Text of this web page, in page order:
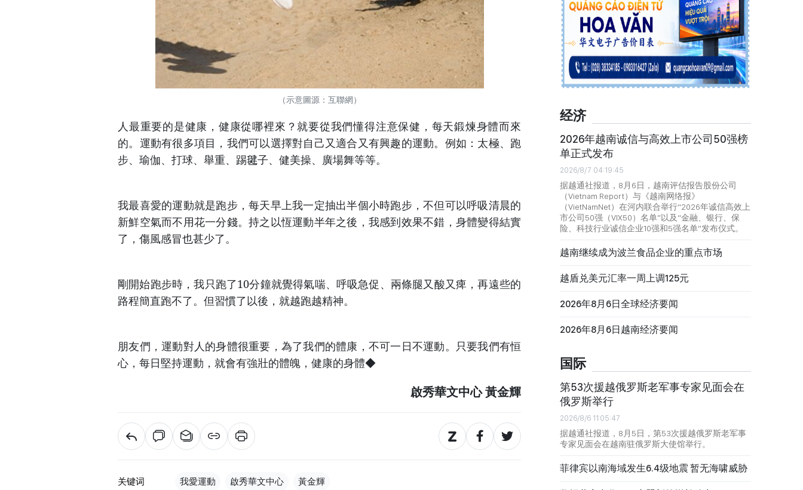
（示意圖源：互聯網）
人最重要的是健康，健康從哪裡來？就要從我們懂得注意保健，每天鍛煉身體而來
的。運動有很多項目，我們可以選擇對自己又適合又有興趣的運動。例如：太極、跑
步、瑜伽、打球、舉重、踢毽子、健美操、廣場舞等等。
我最喜愛的運動就是跑步，每天早上我一定抽出半個小時跑步，不但可以呼吸清晨的
新鮮空氣而不用花一分錢。持之以恆運動半年之後，我感到效果不錯，身體變得結實
了，傷風感冒也甚少了。
剛開始跑步時，我只跑了10分鐘就覺得氣喘、呼吸急促、兩條腿又酸又痺，再遠些的
路程簡直跑不了。但習慣了以後，就越跑越精神。
朋友們，運動對人的身體很重要，為了我們的體康，不可一日不運動。只要我們有恒
心，每日堅持運動，就會有強壯的體魄，健康的身體◆
啟秀華文中心 黃金輝
关键词 我愛運動 啟秀華文中心 黃金輝
经济
2026年越南诚信与高效上市公司50强榜
单正式发布
2026/8/7 04:19:45
据越通社报道，8月6日，越南评估报告股份公司
（Vietnam Report）与《越南网络报》
（VietNamNet）在河内联合举行“2026年诚信高效上
市公司50强（VIX50）名单”以及“金融、银行、保
险、科技行业诚信企业10强和5强名单”发布仪式。
越南继续成为波兰食品企业的重点市场
越盾兑美元汇率一周上调125元
2026年8月6日全球经济要闻
2026年8月6日越南经济要闻
国际
第53次援越俄罗斯老军事专家见面会在
俄罗斯举行
2026/8/6 11:05:47
据越通社报道，8月5日，第53次援越俄罗斯老军事
专家见面会在越南驻俄罗斯大使馆举行。
菲律宾以南海域发生6.4级地震 暂无海啸威胁